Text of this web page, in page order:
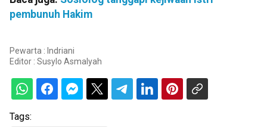
pembunuh Hakim
Pewarta : Indriani
Editor : Susylo Asmalyah
Tags: